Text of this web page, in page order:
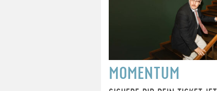
MOMENTUM